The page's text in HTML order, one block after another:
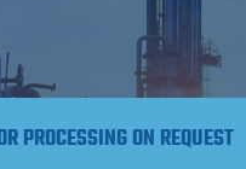
PROCESSING ON REQUEST